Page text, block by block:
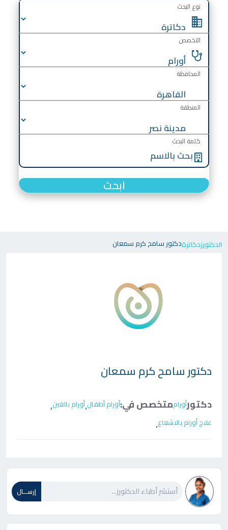
نوع البحث
التخصص
المحافظة
المنطقة
كلمة البحث
ابحث
الدكتورزدكاترةدكتور سامح كرم سمعان
دكتورسامح كرم سمعان
دكتورأوراممتخصص في:أورام أطفال،أورام بالغين،
علاج أورام بالاشعاع،
إرســـال